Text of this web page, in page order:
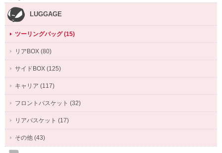
LUGGAGE
ツーリングバッグ (15)
リアBOX (80)
サイドBOX (125)
キャリア (117)
フロントバスケット (32)
リアバスケット (17)
その他 (43)